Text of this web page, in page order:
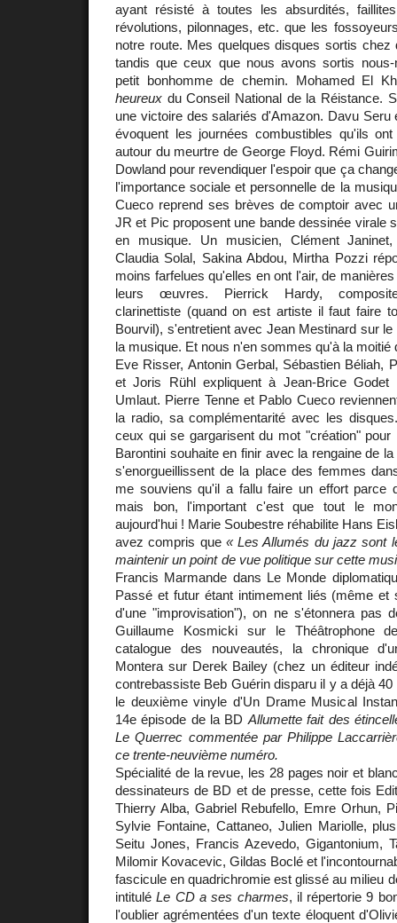
ayant résisté à toutes les absurdités,
révolutions, pilonnages, etc. que les
notre route. Mes quelques disques sortis
tandis que ceux que nous avons sortis nous-
petit bonhomme de chemin. Mohamed El
heureux du Conseil National de la Réistance.
une victoire des salariés d'Amazon. Davu Seru
évoquent les journées combustibles qu'ils
autour du meurtre de George Floyd. Rémi
Dowland pour revendiquer l'espoir que ça
l'importance sociale et personnelle de la
Cueco reprend ses brèves de comptoir avec
JR et Pic proposent une bande dessinée virale
en musique. Un musicien, Clément
Claudia Solal, Sakina Abdou, Mirtha Pozzi
moins farfelues qu'elles en ont l'air, de
leurs œuvres. Pierrick Hardy,
clarinettiste (quand on est artiste il faut faire
Bourvil), s'entretient avec Jean Mestinard sur
la musique. Et nous n'en sommes qu'à la moitié
Eve Risser, Antonin Gerbal, Sébastien Béliah,
et Joris Rühl expliquent à Jean-Brice
Umlaut. Pierre Tenne et Pablo Cueco
la radio, sa complémentarité avec les
ceux qui se gargarisent du mot "création" pour
Barontini souhaite en finir avec la rengaine de
s'enorgueillissent de la place des femmes
me souviens qu'il a fallu faire un effort parce
mais bon, l'important c'est que tout le
aujourd'hui ! Marie Soubestre réhabilite Hans
avez compris que « Les Allumés du jazz sont
maintenir un point de vue politique sur cette
Francis Marmande dans Le Monde
Passé et futur étant intimement liés (même et
d'une "improvisation"), on ne s'étonnera pas
Guillaume Kosmicki sur le Théâtrophone
catalogue des nouveautés, la chronique
Montera sur Derek Bailey (chez un éditeur
contrebassiste Beb Guérin disparu il y a déjà
le deuxième vinyle d'Un Drame Musical
14e épisode de la BD Allumette fait des
Le Querrec commentée par Philippe
ce trente-neuvième numéro.
Spécialité de la revue, les 28 pages noir et
dessinateurs de BD et de presse, cette fois
Thierry Alba, Gabriel Rebufello, Emre Orhun,
Sylvie Fontaine, Cattaneo, Julien Mariolle,
Seitu Jones, Francis Azevedo, Gigantonium,
Milomir Kovacevic, Gildas Boclé et
fascicule en quadrichromie est glissé au milieu
intituléLe CD a ses charmes, il répertorie 9
l'oublier agrémentées d'un texte éloquent